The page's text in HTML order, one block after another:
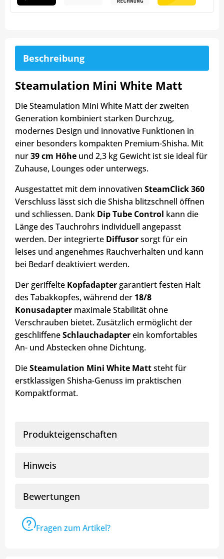
Beschreibung
Steamulation Mini White Matt
Die Steamulation Mini White Matt der zweiten
Generation kombiniert starken Durchzug,
modernes Design und innovative Funktionen in
einer besonders kompakten Premium-Shisha. Mit
nur39 cm Höhe und 2,3 kg Gewicht ist sie ideal für
Zuhause, Lounges oder unterwegs.
Ausgestattet mit dem innovativen SteamClick 360
Verschluss lässt sich die Shisha blitzschnell öffnen
und schliessen. Dank Dip Tube Control kann die
Länge des Tauchrohrs individuell angepasst
werden. Der integrierte Diffusorsorgt für ein
leises und angenehmes Rauchverhalten und kann
bei Bedarf deaktiviert werden.
Der geriffelte Kopfadaptergarantiert festen Halt
des Tabakkopfes, während der 18/8
Konusadapter maximale Stabilität ohne
Verschrauben bietet. Zusätzlich ermöglicht der
geschliffeneSchlauchadapterein komfortables
An- und Abstecken ohne Dichtung.
DieSteamulation Mini White Mattsteht für
erstklassigen Shisha-Genuss im praktischen
Kompaktformat.
Produkteigenschaften
Hinweis
Bewertungen
Fragen zum Artikel?